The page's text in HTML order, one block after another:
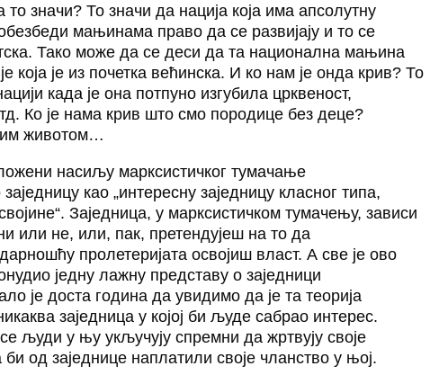
значи? То значи да нација која има апсолутну
мањинама право да се развијају и то се
Тако може да се деси да та национална мањина
која је из почетка већинска. И ко нам је онда крив? То
када је она потпуно изгубила црквеност,
Ко је нама крив што смо породице без деце?
животом…
насиљу марксистичког тумачање
као „интересну заједницу класног типа,
Заједница, у марксистичком тумачењу, зависи
или не, или, пак, претендујеш на то да
пролетеријата освојиш власт. А све је ово
једну лажну представу о заједници
је доста година да увидимо да је та теорија
заједница у којој би људе сабрао интерес.
људи у њу укључују спремни да жртвују своје
од заједнице наплатили своје чланство у њој.